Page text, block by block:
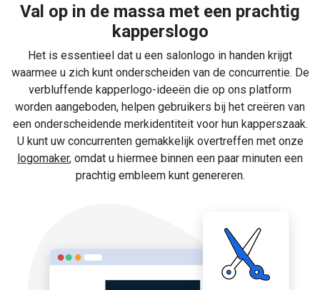
Val op in de massa met een prachtig
kapperslogo
Het is essentieel dat u een salonlogo in handen krijgt
waarmee u zich kunt onderscheiden van de concurrentie. De
verbluffende kapperlogo-ideeën die op ons platform
worden aangeboden, helpen gebruikers bij het creëren van
een onderscheidende merkidentiteit voor hun kapperszaak.
U kunt uw concurrenten gemakkelijk overtreffen met onze
logomaker, omdat u hiermee binnen een paar minuten een
prachtig embleem kunt genereren.